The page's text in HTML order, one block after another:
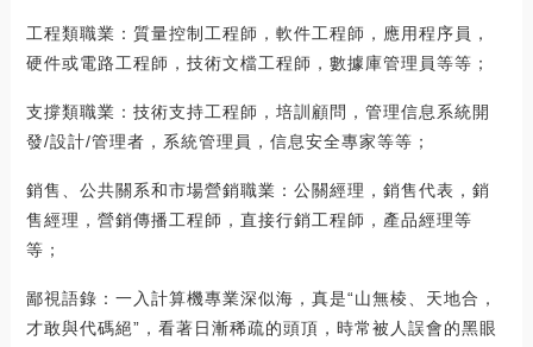
工程類職業：質量控制工程師，軟件工程師，應用程序員，
硬件或電路工程師，技術文檔工程師，數據庫管理員等等；
支撐類職業：技術支持工程師，培訓顧問，管理信息系統開
發/設計/管理者，系統管理員，信息安全專家等等；
銷售、公共關系和市場營銷職業：公關經理，銷售代表，銷
售經理，營銷傳播工程師，直接行銷工程師，產品經理等
等；
鄙視語錄：一入計算機專業深似海，真是“山無棱、天地合，
才敢與代碼絕”，看著日漸稀疏的頭頂，時常被人誤會的黑眼